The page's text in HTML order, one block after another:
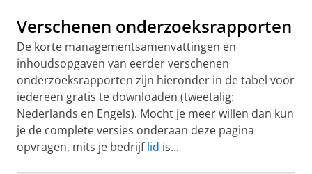
Verschenen onderzoeksrapporten
De korte managementsamenvattingen en
inhoudsopgaven van eerder verschenen
onderzoeksrapporten zijn hieronder in de tabel voor
iedereen gratis te downloaden (tweetalig:
Nederlands en Engels). Mocht je meer willen dan kun
je de complete versies onderaan deze pagina
opvragen, mits je bedrijflid is...